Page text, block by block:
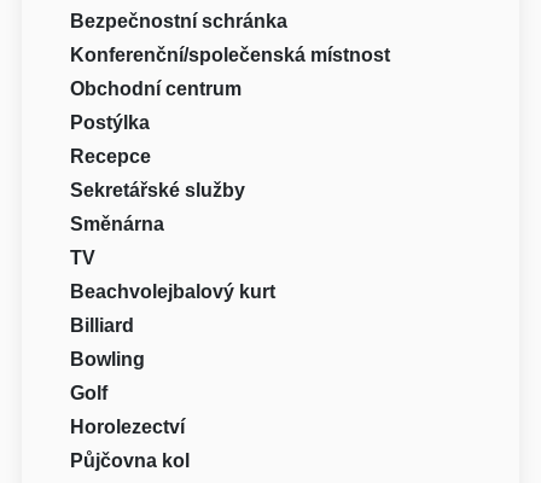
Bezpečnostní schránka
Konferenční/společenská místnost
Obchodní centrum
Postýlka
Recepce
Sekretářské služby
Směnárna
TV
Beachvolejbalový kurt
Billiard
Bowling
Golf
Horolezectví
Půjčovna kol